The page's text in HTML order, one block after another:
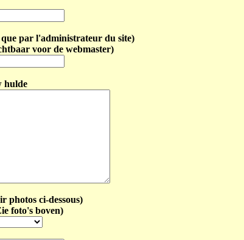
par l'administrateur du site)
voor de webmaster)
hulde
photos ci-dessous)
foto's boven)